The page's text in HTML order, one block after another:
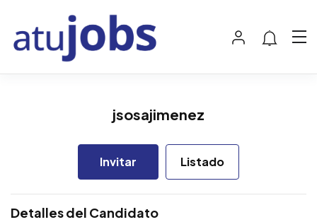
jsosajimenez
Invitar Listado
Detalles del Candidato